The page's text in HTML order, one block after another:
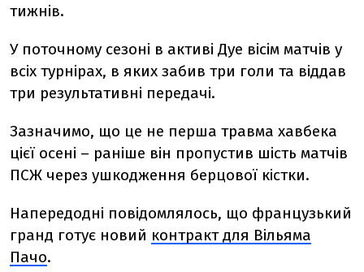
тижнів.
У поточному сезоні в активі Дуе вісім матчів у
всіх турнірах, в яких забив три голи та віддав
три результативні передачі.
Зазначимо, що це не перша травма хавбека
цієї осені – раніше він пропустив шість матчів
ПСЖ через ушкодження берцової кістки.
Напередодні повідомлялось, що французький
гранд готує новий контракт для Вільяма
Пачо.